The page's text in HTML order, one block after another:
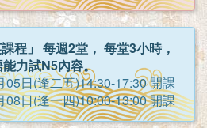
程」 每週2堂， 每堂3小時，
力試N5內容。
日(逢二五)14:30-17:30 開課
日(逢一四)10:00-13:00 開課